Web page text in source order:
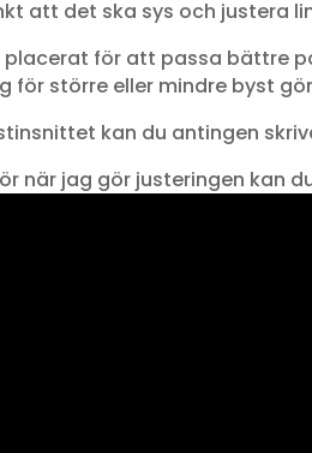
att det ska sys och justera
för att passa bättre
för större eller mindre byst
kan du antingen
när jag gör justeringen kan